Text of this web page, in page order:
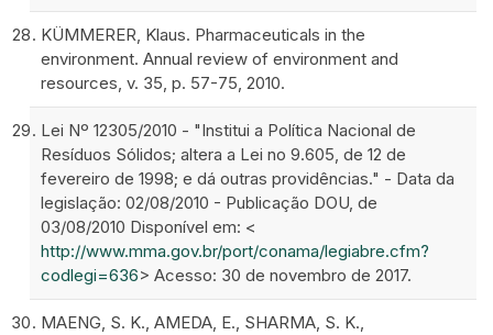
KÜMMERER, Klaus. Pharmaceuticals in the
environment. Annual review of environment and
resources, v. 35, p. 57-75, 2010.
Lei Nº 12305/2010 - "Institui a Política Nacional de
Resíduos Sólidos; altera a Lei no 9.605, de 12 de
fevereiro de 1998; e dá outras providências." - Data da
legislação: 02/08/2010 - Publicação DOU, de
03/08/2010 Disponível em: <
http://www.mma.gov.br/port/conama/legiabre.cfm?
codlegi=636> Acesso: 30 de novembro de 2017.
MAENG, S. K., AMEDA, E., SHARMA, S. K.,